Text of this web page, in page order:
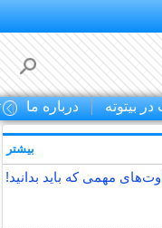
در بیتوته درباره ما
مهمی که باید بدانید!
بیشتر